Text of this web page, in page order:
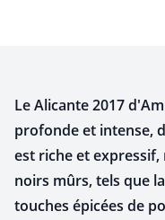
Le Alicante 2017
profonde et intense,
est riche et
noirs mûrs, tels que
touches épicées de